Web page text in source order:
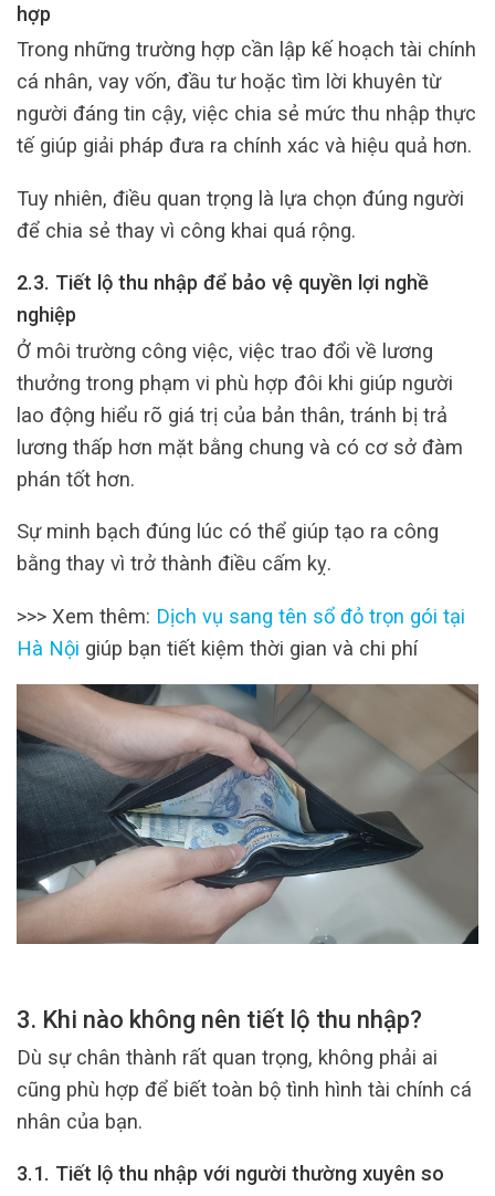
hợp
Trong những trường hợp cần lập kế hoạch tài chính
cá nhân, vay vốn, đầu tư hoặc tìm lời khuyên từ
người đáng tin cậy, việc chia sẻ mức thu nhập thực
tế giúp giải pháp đưa ra chính xác và hiệu quả hơn.
Tuy nhiên, điều quan trọng là lựa chọn đúng người
để chia sẻ thay vì công khai quá rộng.
2.3. Tiết lộ thu nhập để bảo vệ quyền lợi nghề
nghiệp
Ở môi trường công việc, việc trao đổi về lương
thưởng trong phạm vi phù hợp đôi khi giúp người
lao động hiểu rõ giá trị của bản thân, tránh bị trả
lương thấp hơn mặt bằng chung và có cơ sở đàm
phán tốt hơn.
Sự minh bạch đúng lúc có thể giúp tạo ra công
bằng thay vì trở thành điều cấm kỵ.
>>> Xem thêm: Dịch vụ sang tên sổ đỏ trọn gói tại
Hà Nội giúp bạn tiết kiệm thời gian và chi phí
3. Khi nào không nên tiết lộ thu nhập?
Dù sự chân thành rất quan trọng, không phải ai
cũng phù hợp để biết toàn bộ tình hình tài chính cá
nhân của bạn.
3.1. Tiết lộ thu nhập với người thường xuyên so